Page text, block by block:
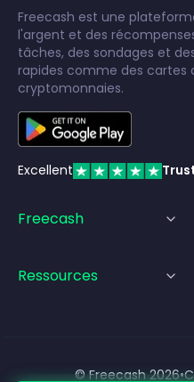
Freecash est une
l'argent et des
tâches, des sondages et
rapides comme des cartes
cryptomonnaies.
Excellent
Freecash
Ressources
© Freecash2026•